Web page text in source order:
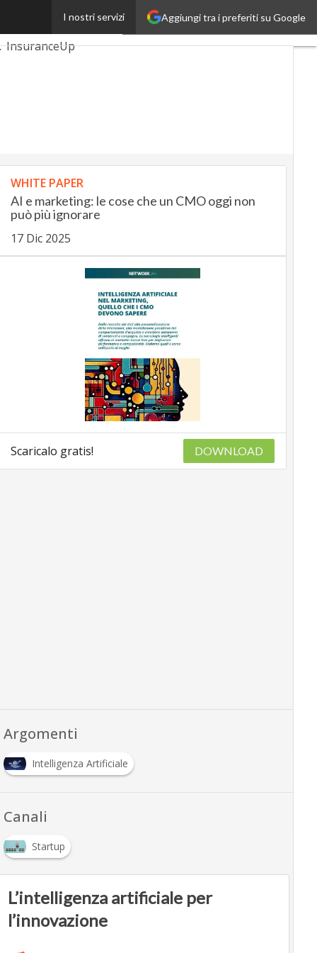
Aggiungi tra i preferiti su Google
I nostri servizi
AutomotiveUp
InsuranceUp
WHITE PAPER
AI e marketing: le cose che un CMO oggi non
può più ignorare
17 Dic 2025
Scaricalo gratis! DOWNLOAD
Argomenti
Intelligenza Artificiale
Canali
Startup
L’intelligenza artificiale per
l’innovazione